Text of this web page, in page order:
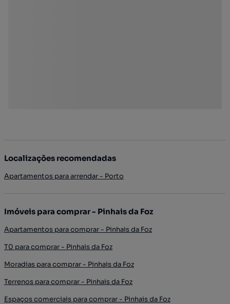
Localizações recomendadas
Apartamentos para arrendar - Porto
Imóveis para comprar - Pinhais da Foz
Apartamentos para comprar - Pinhais da Foz
T0 para comprar - Pinhais da Foz
Moradias para comprar - Pinhais da Foz
Terrenos para comprar - Pinhais da Foz
Espaços comerciais para comprar - Pinhais da Foz